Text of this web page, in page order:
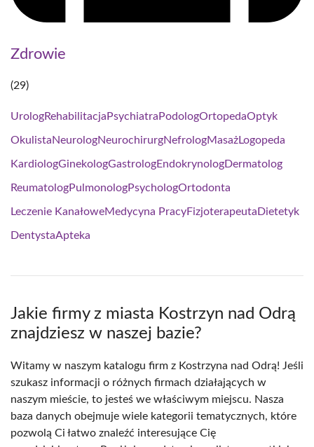
Zdrowie
(29)
UrologRehabilitacja Psychiatra PodologOrtopedaOptyk
OkulistaNeurologNeurochirurgNefrologMasażLogopeda
KardiologGinekologGastrologEndokrynologDermatolog
ReumatologPulmonologPsychologOrtodonta
Leczenie KanałoweMedycyna PracyFizjoterapeuta Dietetyk
DentystaApteka
Jakie firmy z miasta Kostrzyn nad Odrą
znajdziesz w naszej bazie?
Witamy w naszym katalogu firm z Kostrzyna nad Odrą! Jeśli
szukasz informacji o różnych firmach działających w
naszym mieście, to jesteś we właściwym miejscu. Nasza
baza danych obejmuje wiele kategorii tematycznych, które
pozwolą Ci łatwo znaleźć interesujące Cię